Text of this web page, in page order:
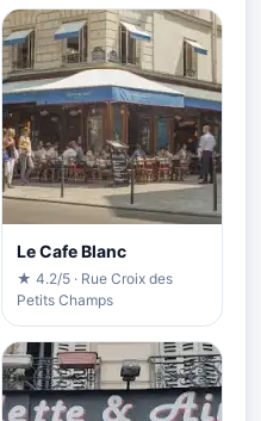
Le Cafe Blanc
★ 4.2/5 · Rue Croix des
Petits Champs